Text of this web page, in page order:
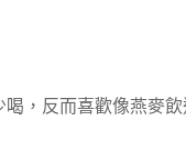
，反而喜歡像燕麥